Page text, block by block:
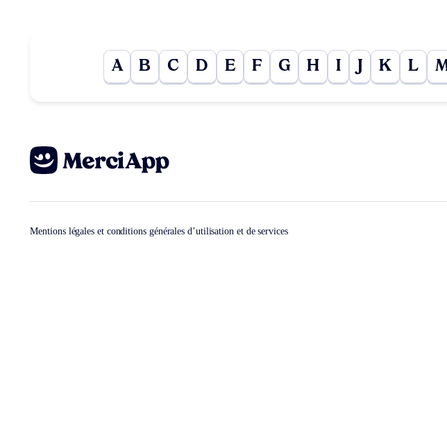
A B C D E F G H I K L
Mentions légales et conditions générales d’utilisation et de services